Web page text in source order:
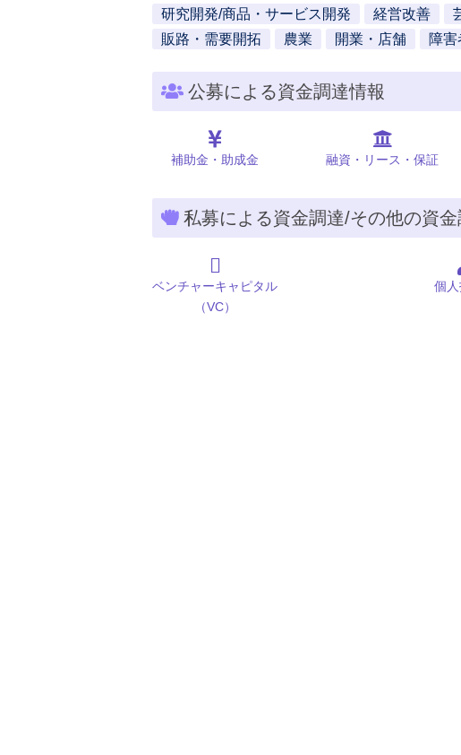
研究開発/商品・サービス開発
経営改善
販路・需要開拓
農業 開業・店舗 障害
公募による資金調達情報
補助金・助成金 融資・リース・保証
私募による資金調達/その他の資金
ベンチャーキャピタル
（VC）
個